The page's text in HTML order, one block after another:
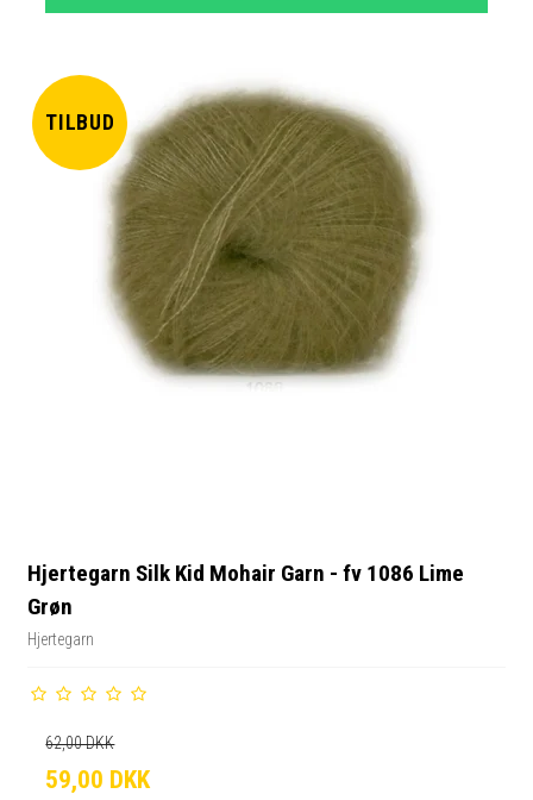
TILBUD
Hjertegarn Silk Kid Mohair Garn - fv 1086 Lime
Grøn
Hjertegarn
62,00 DKK
59,00 DKK